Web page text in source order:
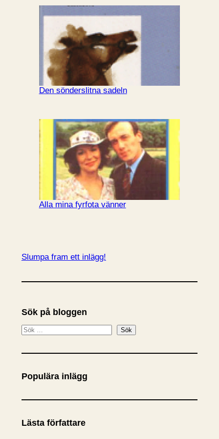
Den sönderslitna sadeln
Alla mina fyrfota vänner
Slumpa fram ett inlägg!
Sök på bloggen
S
k
Sök
Populära inlägg
Lästa författare